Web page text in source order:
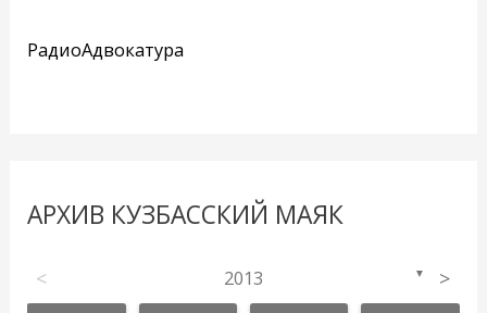
РадиоАдвокатура
АРХИВ КУЗБАССКИЙ МАЯК
< 2013 ▼ >